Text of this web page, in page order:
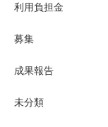
利用負担金
募集
成果報告
未分類